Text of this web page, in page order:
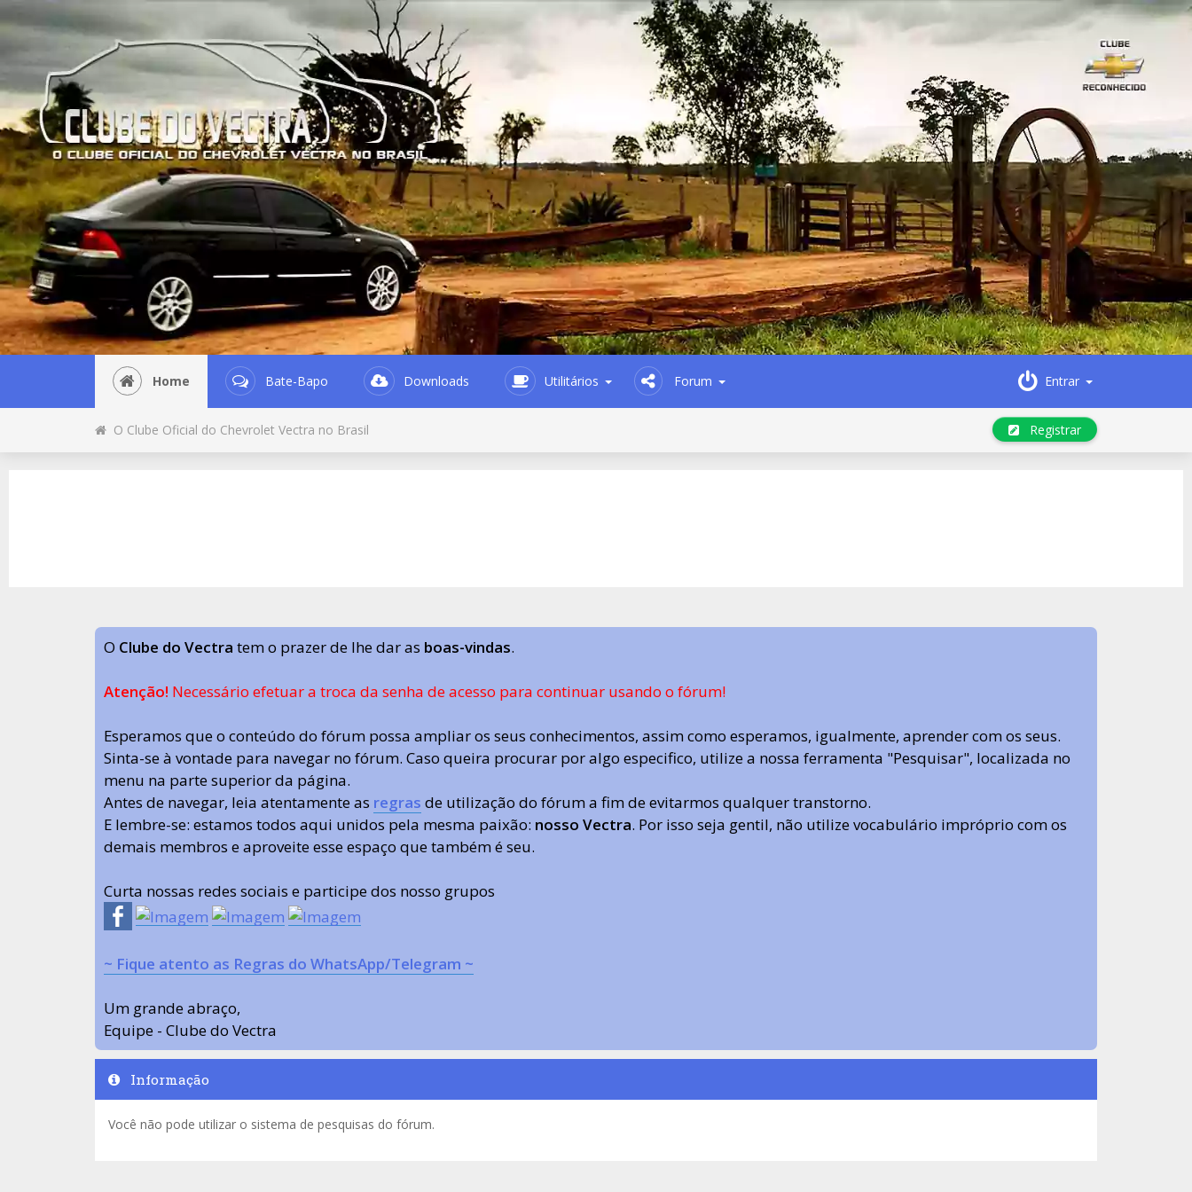
Home Bate-Bapo Downloads Utilitários Forum Entrar
O Clube Oficial do Chevrolet Vectra no Brasil Registrar
O Clube do Vectra tem o prazer de lhe dar as boas-vindas.
Atenção! Necessário efetuar a troca da senha de acesso para continuar usando o fórum!
Esperamos que o conteúdo do fórum possa ampliar os seus conhecimentos, assim como esperamos, igualmente, aprender com os seus.
Sinta-se à vontade para navegar no fórum. Caso queira procurar por algo especifico, utilize a nossa ferramenta "Pesquisar", localizada no
menu na parte superior da página.
Antes de navegar, leia atentamente as regras de utilização do fórum a fim de evitarmos qualquer transtorno.
E lembre-se: estamos todos aqui unidos pela mesma paixão: nosso Vectra. Por isso seja gentil, não utilize vocabulário impróprio com os
demais membros e aproveite esse espaço que também é seu.
Curta nossas redes sociais e participe dos nosso grupos
~ Fique atento as Regras do WhatsApp/Telegram ~
Um grande abraço,
Equipe - Clube do Vectra
Informação
Você não pode utilizar o sistema de pesquisas do fórum.